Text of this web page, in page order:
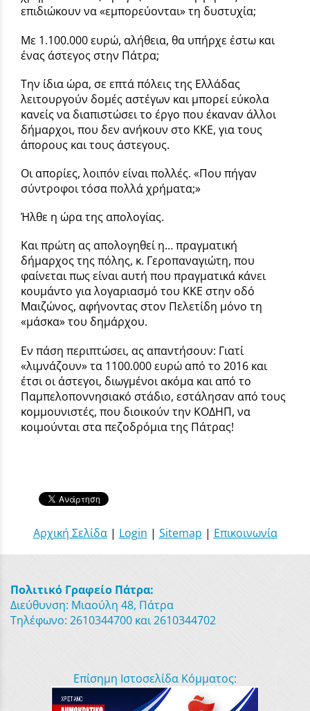
επιδιώκουν να «εμπορεύονται» τη δυστυχία;
Με 1.100.000 ευρώ, αλήθεια, θα υπήρχε έστω και
ένας άστεγος στην Πάτρα;
Την ίδια ώρα, σε επτά πόλεις της Ελλάδας
λειτουργούν δομές αστέγων και μπορεί εύκολα
κανείς να διαπιστώσει το έργο που έκαναν άλλοι
δήμαρχοι, που δεν ανήκουν στο ΚΚΕ, για τους
άπορους και τους άστεγους.
Οι απορίες, λοιπόν είναι πολλές. «Που πήγαν
σύντροφοι τόσα πολλά χρήματα;»
Ήλθε η ώρα της απολογίας.
Και πρώτη ας απολογηθεί η… πραγματική
δήμαρχος της πόλης, κ. Γεροπαναγιώτη, που
φαίνεται πως είναι αυτή που πραγματικά κάνει
κουμάντο για λογαριασμό του ΚΚΕ στην οδό
Μαιζώνος, αφήνοντας στον Πελετίδη μόνο τη
«μάσκα» του δημάρχου.
Εν πάση περιπτώσει, ας απαντήσουν: Γιατί
«λιμνάζουν» τα 1100.000 ευρώ από το 2016 και
έτσι οι άστεγοι, διωγμένοι ακόμα και από το
Παμπελοποννησιακό στάδιο, εστάλησαν από τους
κομμουνιστές, που διοικούν την ΚΟΔΗΠ, να
κοιμούνται στα πεζοδρόμια της Πάτρας!
Αρχική Σελίδα| Login | Sitemap | Επικοινωνία
Πολιτικό Γραφείο Πάτρα:
Διεύθυνση: Μιαούλη 48, Πάτρα
Τηλέφωνο: 2610344700 και 2610344702
Επίσημη Ιστοσελίδα Κόμματος: